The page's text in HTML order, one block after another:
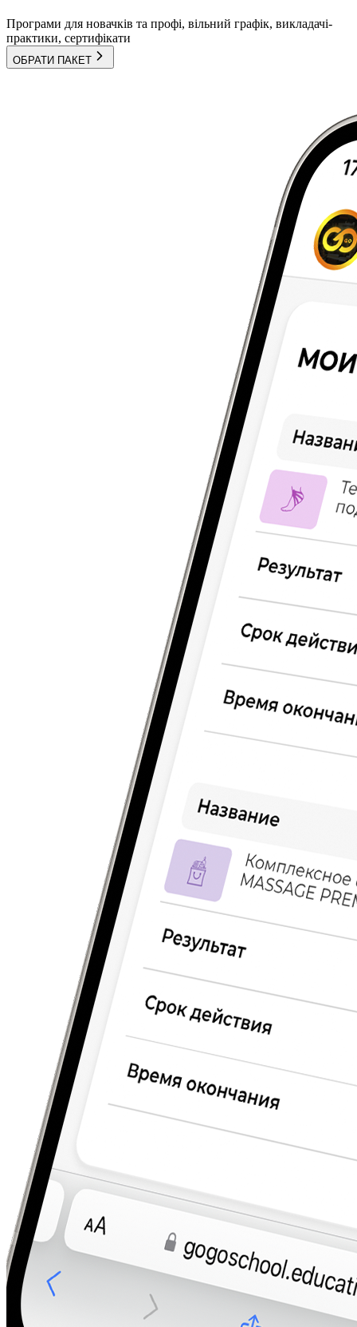
Програми для новачків та профі, вільний графік, викладачі-
практики, сертифікати
ОБРАТИ ПАКЕТ